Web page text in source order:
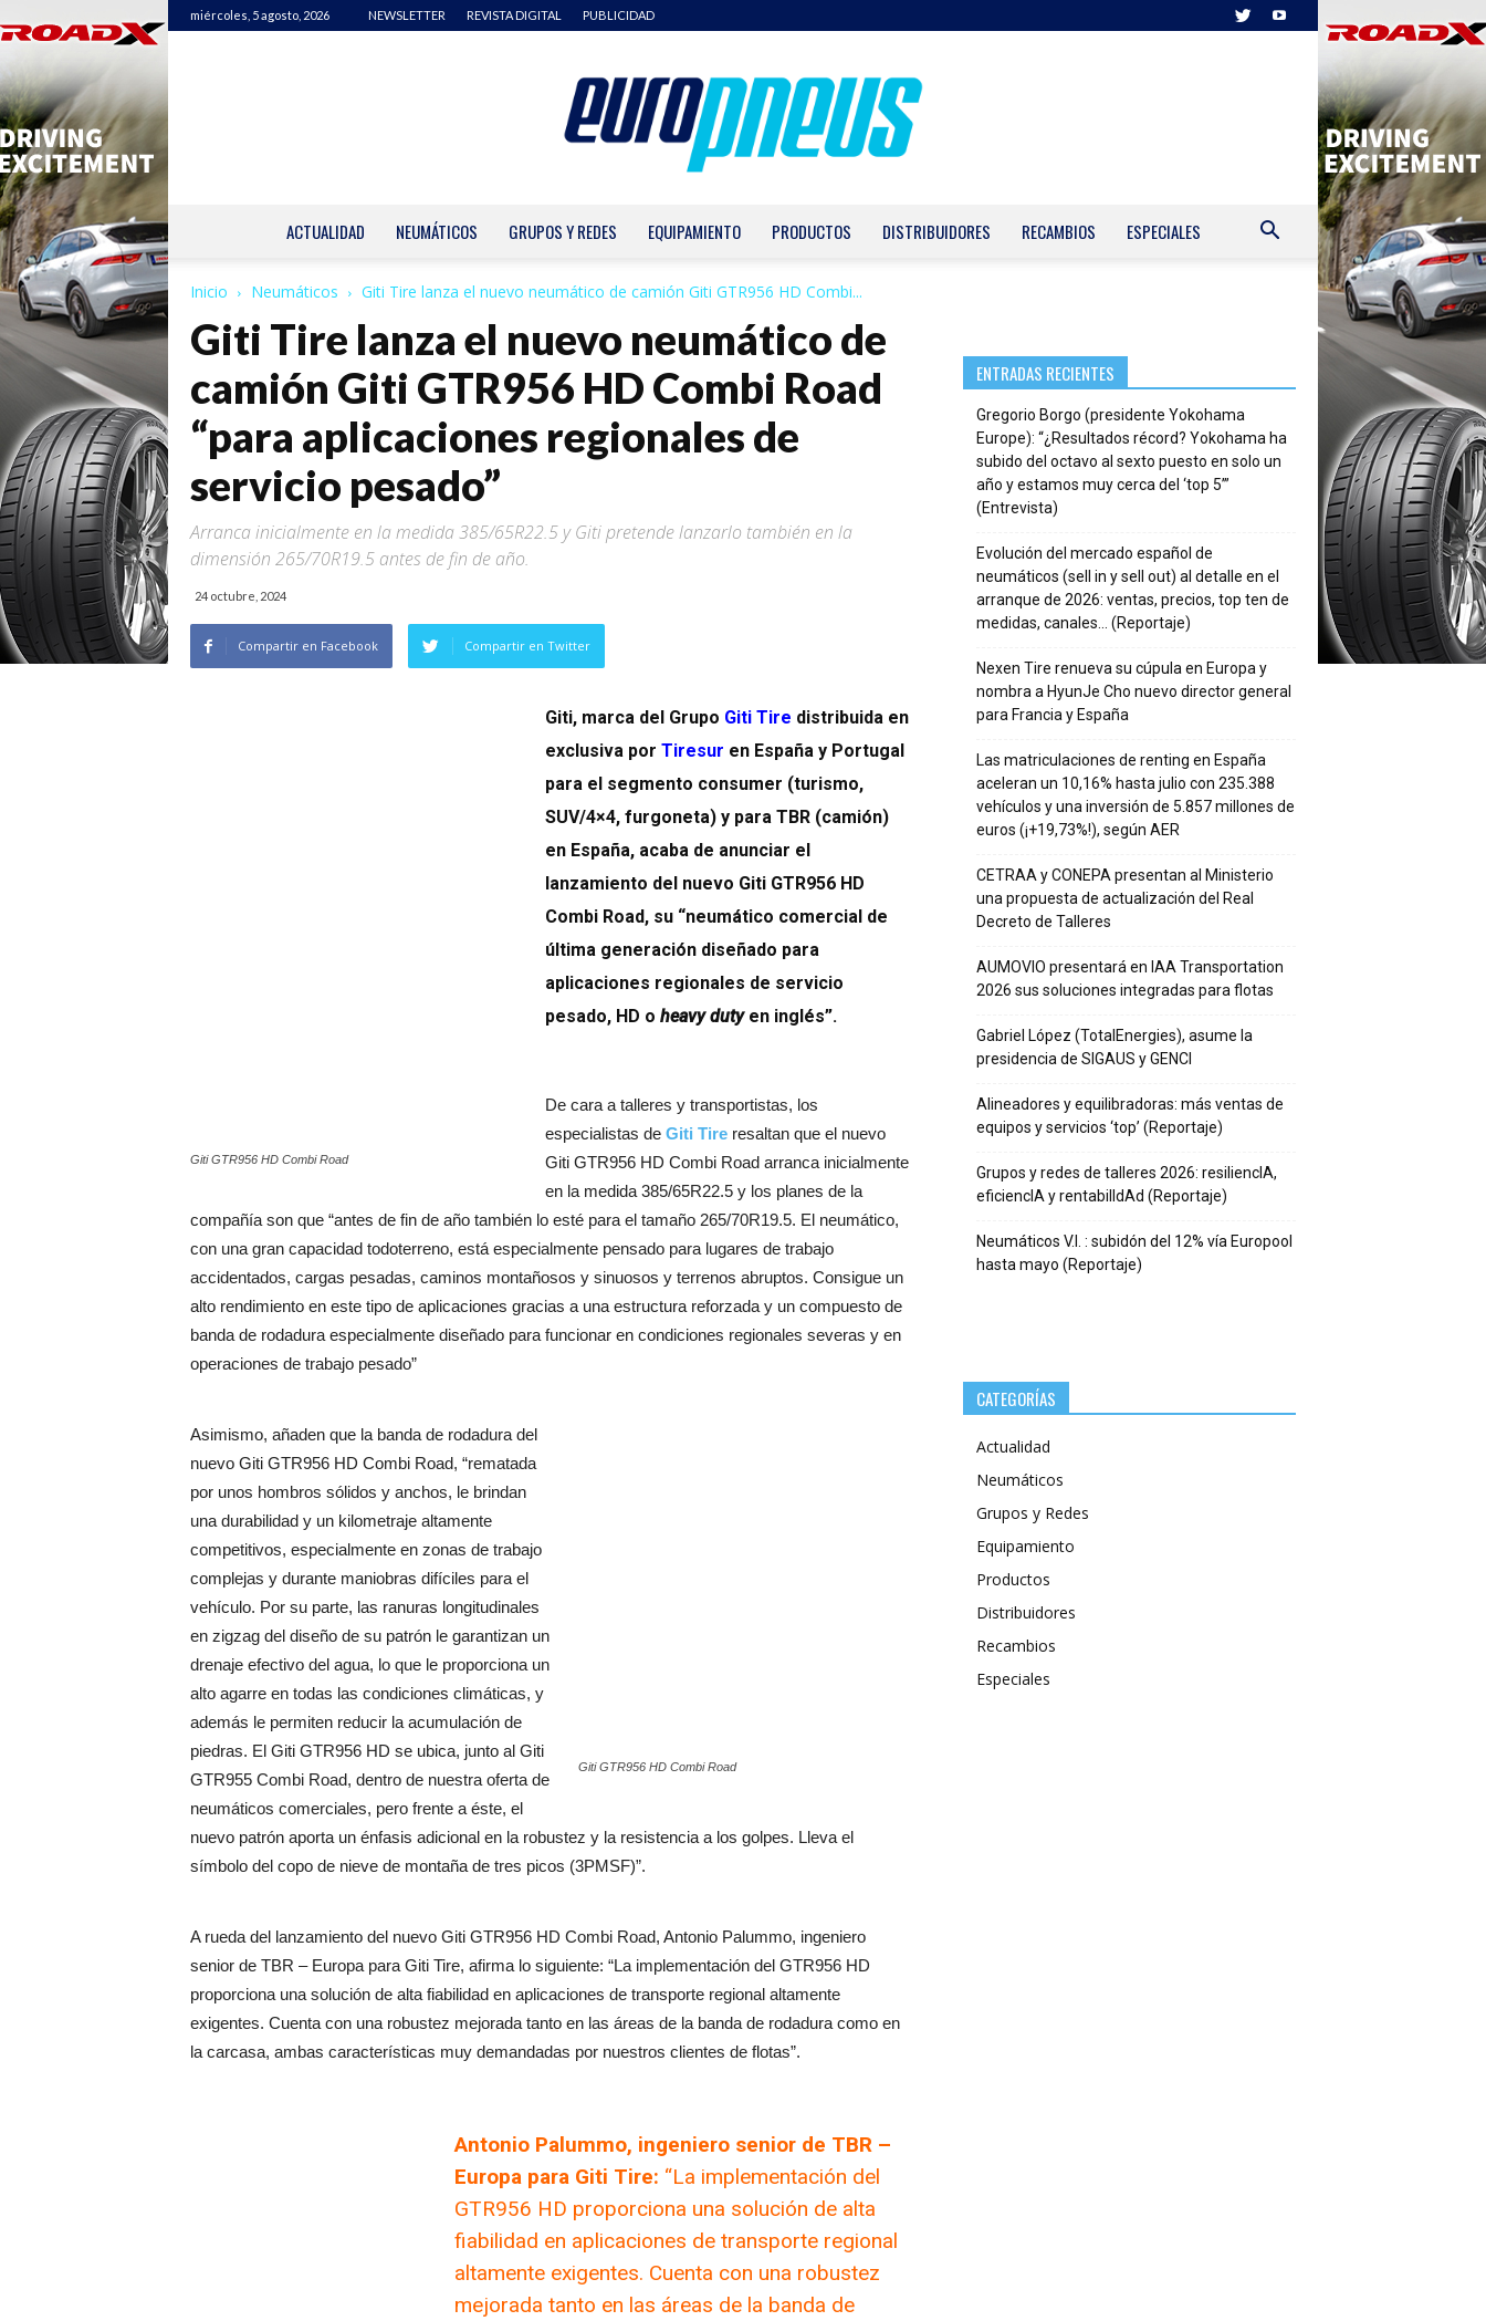
miércoles, 5 agosto, 2026 NEWSLETTER REVISTA DIGITAL PUBLICIDAD
ACTUALIDAD NEUMÁTICOS GRUPOS Y REDES EQUIPAMIENTO PRODUCTOS DISTRIBUIDORES RECAMBIOS ESPECIALES
Inicio Neumáticos Giti Tire lanza el nuevo neumático de camión Giti GTR956 HD Combi...
Giti Tire lanza el nuevo neumático de
camión Giti GTR956 HD Combi Road
“para aplicaciones regionales de
servicio pesado”
Arranca inicialmente en la medida 385/65R22.5 y Giti pretende lanzarlo también en la
dimensión 265/70R19.5 antes de fin de año.
24 octubre, 2024
Compartir en Facebook Compartir en Twitter
Giti GTR956 HD Combi Road
Giti, marca del Grupo Giti Tire distribuida en
exclusiva por Tiresur en España y Portugal
para el segmento consumer (turismo,
SUV/4×4, furgoneta) y para TBR (camión)
en España, acaba de anunciar el
lanzamiento del nuevo Giti GTR956 HD
Combi Road, su “neumático comercial de
última generación diseñado para
aplicaciones regionales de servicio
pesado, HD o heavy dutyen inglés”.
De cara a talleres y transportistas, los
especialistas de Giti Tire resaltan que el nuevo
Giti GTR956 HD Combi Road arranca inicialmente
en la medida 385/65R22.5 y los planes de la
compañía son que “antes de fin de año también lo esté para el tamaño 265/70R19.5. El neumático,
con una gran capacidad todoterreno, está especialmente pensado para lugares de trabajo
accidentados, cargas pesadas, caminos montañosos y sinuosos y terrenos abruptos. Consigue un
alto rendimiento en este tipo de aplicaciones gracias a una estructura reforzada y un compuesto de
banda de rodadura especialmente diseñado para funcionar en condiciones regionales severas y en
operaciones de trabajo pesado”
Giti GTR956 HD Combi Road
Asimismo, añaden que la banda de rodadura del
nuevo Giti GTR956 HD Combi Road, “rematada
por unos hombros sólidos y anchos, le brindan
una durabilidad y un kilometraje altamente
competitivos, especialmente en zonas de trabajo
complejas y durante maniobras difíciles para el
vehículo. Por su parte, las ranuras longitudinales
en zigzag del diseño de su patrón le garantizan un
drenaje efectivo del agua, lo que le proporciona un
alto agarre en todas las condiciones climáticas, y
además le permiten reducir la acumulación de
piedras. El Giti GTR956 HD se ubica, junto al Giti
GTR955 Combi Road, dentro de nuestra oferta de
neumáticos comerciales, pero frente a éste, el
nuevo patrón aporta un énfasis adicional en la robustez y la resistencia a los golpes. Lleva el
símbolo del copo de nieve de montaña de tres picos (3PMSF)”.
A rueda del lanzamiento del nuevo Giti GTR956 HD Combi Road, Antonio Palummo, ingeniero
senior de TBR – Europa para Giti Tire, afirma lo siguiente: “La implementación del GTR956 HD
proporciona una solución de alta fiabilidad en aplicaciones de transporte regional altamente
exigentes. Cuenta con una robustez mejorada tanto en las áreas de la banda de rodadura como en
la carcasa, ambas características muy demandadas por nuestros clientes de flotas”.
Antonio Palummo, ingeniero senior de TBR –
Europa para Giti Tire: “La implementación del
GTR956 HD proporciona una solución de alta
fiabilidad en aplicaciones de transporte regional
altamente exigentes. Cuenta con una robustez
mejorada tanto en las áreas de la banda de
ENTRADAS RECIENTES
Gregorio Borgo (presidente Yokohama
Europe): “¿Resultados récord? Yokohama ha
subido del octavo al sexto puesto en solo un
año y estamos muy cerca del ‘top 5’”
(Entrevista)
Evolución del mercado español de
neumáticos (sell in y sell out) al detalle en el
arranque de 2026: ventas, precios, top ten de
medidas, canales… (Reportaje)
Nexen Tire renueva su cúpula en Europa y
nombra a HyunJe Cho nuevo director general
para Francia y España
Las matriculaciones de renting en España
aceleran un 10,16% hasta julio con 235.388
vehículos y una inversión de 5.857 millones de
euros (¡+19,73%!), según AER
CETRAA y CONEPA presentan al Ministerio
una propuesta de actualización del Real
Decreto de Talleres
AUMOVIO presentará en IAA Transportation
2026 sus soluciones integradas para flotas
Gabriel López (TotalEnergies), asume la
presidencia de SIGAUS y GENCI
Alineadores y equilibradoras: más ventas de
equipos y servicios ‘top’ (Reportaje)
Grupos y redes de talleres 2026: resiliencIA,
eficiencIA y rentabilIdAd (Reportaje)
Neumáticos V.I. : subidón del 12% vía Europool
hasta mayo (Reportaje)
CATEGORÍAS
Actualidad
Neumáticos
Grupos y Redes
Equipamiento
Productos
Distribuidores
Recambios
Especiales